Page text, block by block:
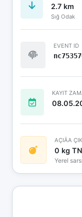
2.7 km
Sığ Odak
EVENT ID
KAYIT
AÇIÄA
0 kg
Yerel